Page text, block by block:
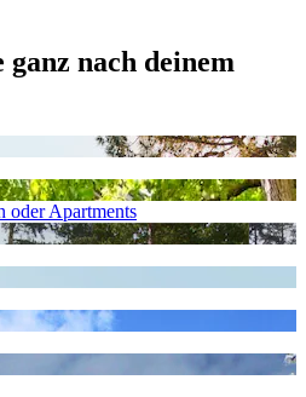
nach deinem
oder Apartments